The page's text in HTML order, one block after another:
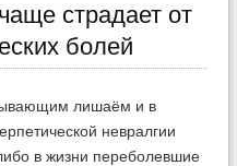
страдает от
болей
лишаём и в
невралгии
в жизни переболевшие